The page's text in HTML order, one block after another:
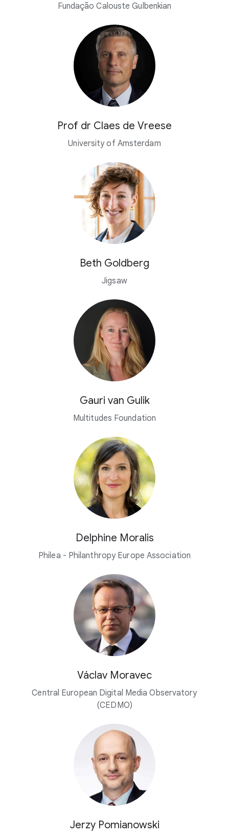
Fundação Calouste Gulbenkian
Prof dr Claes de Vreese
University of Amsterdam
Beth Goldberg
Jigsaw
Gauri van Gulik
Multitudes Foundation
Delphine Moralis
Philea - Philanthropy Europe Association
Václav Moravec
Central European Digital Media Observatory
(CEDMO)
Jerzy Pomianowski